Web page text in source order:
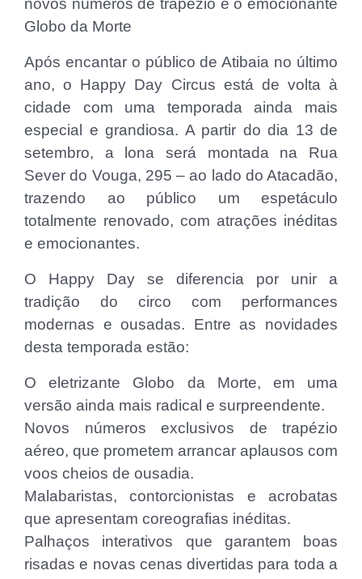
novos números de trapézio e o emocionante
Globo da Morte
Após encantar o público de Atibaia no último
ano, o Happy Day Circus está de volta à
cidade com uma temporada ainda mais
especial e grandiosa. A partir do dia 13 de
setembro, a lona será montada na Rua
Sever do Vouga, 295 – ao lado do Atacadão,
trazendo ao público um espetáculo
totalmente renovado, com atrações inéditas
e emocionantes.
O Happy Day se diferencia por unir a
tradição do circo com performances
modernas e ousadas. Entre as novidades
desta temporada estão:
O eletrizante Globo da Morte, em uma
versão ainda mais radical e surpreendente.
Novos números exclusivos de trapézio
aéreo, que prometem arrancar aplausos com
voos cheios de ousadia.
Malabaristas, contorcionistas e acrobatas
que apresentam coreografias inéditas.
Palhaços interativos que garantem boas
risadas e novas cenas divertidas para toda a